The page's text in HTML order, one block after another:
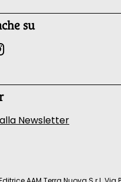
su
Newsletter